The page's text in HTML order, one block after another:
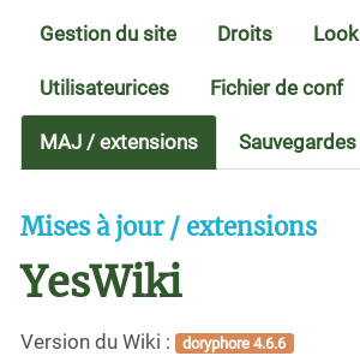
Gestion du site Droits Look
Utilisateurices Fichier de conf
MAJ / extensions Sauvegardes
Mises à jour / extensions
YesWiki
Version du Wiki : doryphore 4.6.6